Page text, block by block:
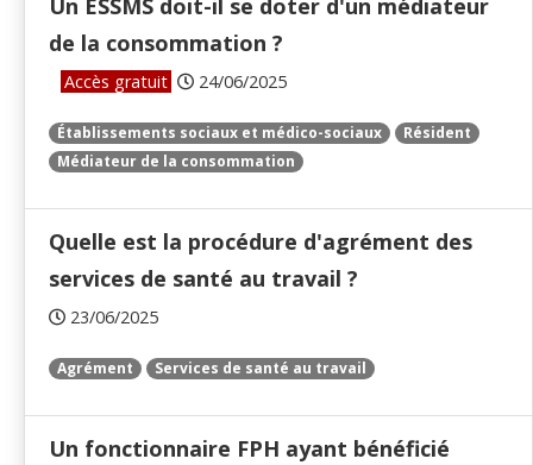
Un ESSMS doit-il se doter d'un médiateur
de la consommation ?
Accès gratuit 24/06/2025
Établissements sociaux et médico-sociaux
Résident
Médiateur de la consommation
Quelle est la procédure d'agrément des
services de santé au travail ?
23/06/2025
Agrément Services de santé au travail
Un fonctionnaire FPH ayant bénéficié